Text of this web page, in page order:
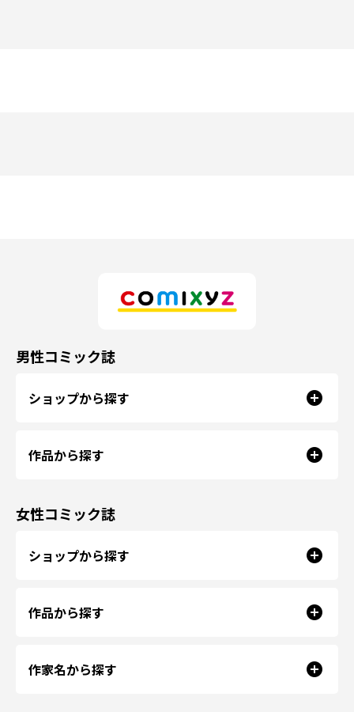
男性コミック誌
ショップから探す
作品から探す
女性コミック誌
ショップから探す
作品から探す
作家名から探す